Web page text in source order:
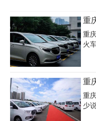
重
重
火
重
车
重
重
少